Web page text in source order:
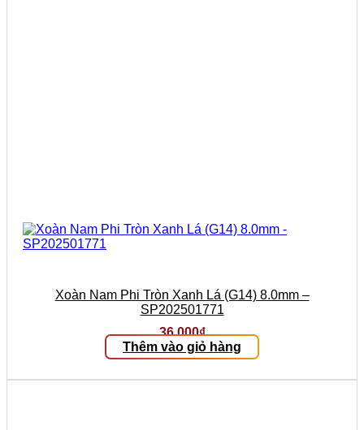
Xoàn Nam Phi Tròn Xanh Lá (G14) 8.0mm –
SP202501771
36.000₫
Thêm vào giỏ hàng